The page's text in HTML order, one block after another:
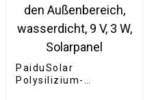
PaiduSolar
Polysilizium-